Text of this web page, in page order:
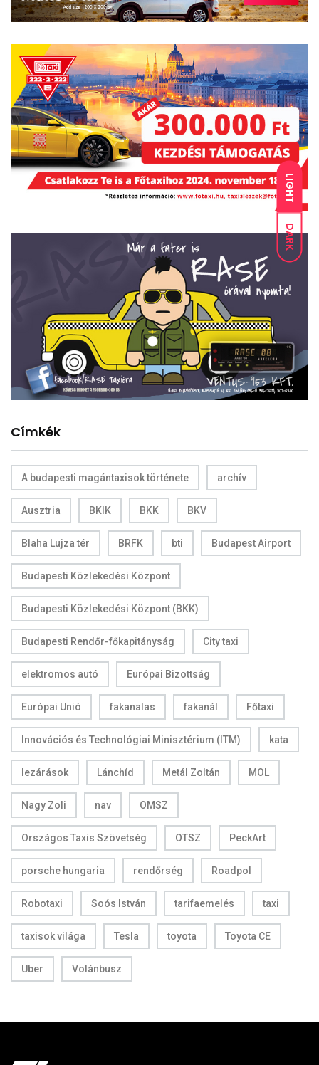
LIGHT
DARK
Címkék
A budapesti magántaxisok története archív
Ausztria BKIK BKK BKV
Blaha Lujza tér BRFK bti Budapest Airport
Budapesti Közlekedési Központ
Budapesti Közlekedési Központ (BKK)
Budapesti Rendőr-főkapitányság City taxi
elektromos autó Európai Bizottság
Európai Unió fakanalas fakanál Főtaxi
Innovációs és Technológiai Minisztérium (ITM) kata
lezárások Lánchíd Metál Zoltán MOL
Nagy Zoli nav OMSZ
Országos Taxis Szövetség OTSZ PeckArt
porsche hungaria rendőrség Roadpol
Robotaxi Soós István tarifaemelés taxi
taxisok világa Tesla toyota Toyota CE
Uber Volánbusz